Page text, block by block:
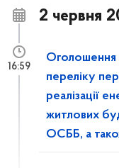
2 червня
Оголошення
переліку
реалізації
житлових
ОСББ, а
16:59